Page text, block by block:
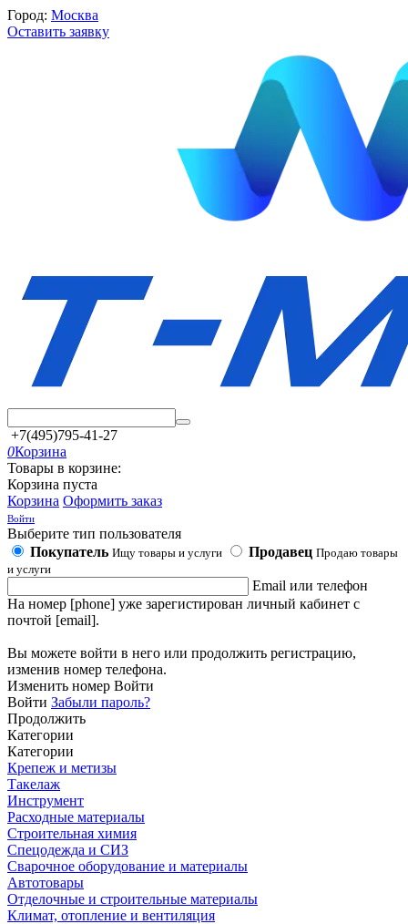
Город: Москва
Оставить заявку
+7(495)795-41-27
0Корзина
Товары в корзине:
Корзина пуста
Корзина Оформить заказ
Войти
Выберите тип пользователя
Покупатель Ищу товары и услуги Продавец Продаю товары
и услуги
Email или телефон
На номер [phone] уже зарегистирован личный кабинет с
почтой [email].
Вы можете войти в него или продолжить регистрацию,
изменив номер телефона.
Изменить номер Войти
Войти Забыли пароль?
Продолжить
Категории
Категории
Крепеж и метизы
Такелаж
Инструмент
Расходные материалы
Строительная химия
Спецодежда и СИЗ
Сварочное оборудование и материалы
Автотовары
Отделочные и строительные материалы
Климат, отопление и вентиляция